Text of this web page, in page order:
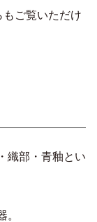
ご覧いただけ
織部・青釉とい
。